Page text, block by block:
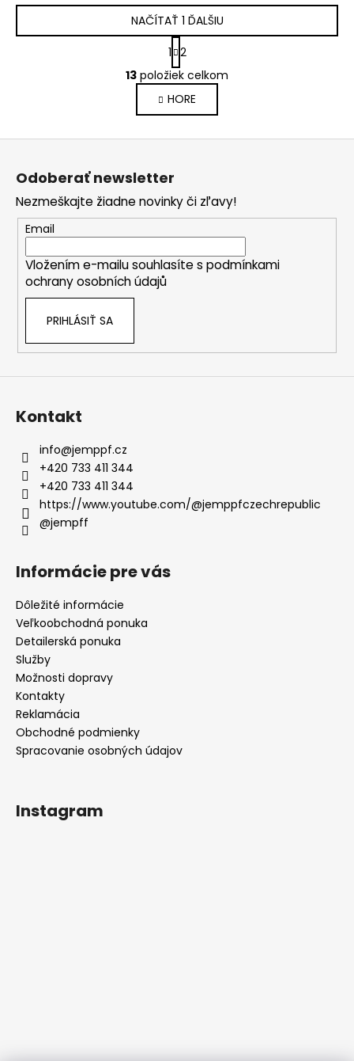
O
v
l
á
d
e
p
r
v
k
s
NAČÍTAŤ 1 ĎALŠIU
S
t
r
á
n
k
e
1 2
13 položiek celkom
HORE
Z
Odoberať newsletter
Nezmeškajte žiadne novinky či zľavy!
Email
Vložením e-mailu souhlasíte s podmínkami
ochrany osobních údajů
PRIHLÁSIŤ SA
Kontakt
info@jemppf.cz
+420 733 411 344
+420 733 411 344
https://www.youtube.com/@jemppfczechrepublic
@jempff
Informácie pre vás
Dôležité informácie
Veľkoobchodná ponuka
Detailerská ponuka
Služby
Možnosti dopravy
Kontakty
Reklamácia
Obchodné podmienky
Spracovanie osobných údajov
Instagram